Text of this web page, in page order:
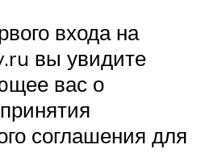
входа на
вы увидите
вас о
соглашения для